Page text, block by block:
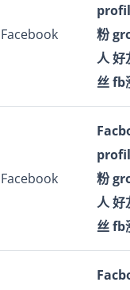
Facebook
粉
人 好
丝 fb
Facebook
粉
人 好
丝 fb